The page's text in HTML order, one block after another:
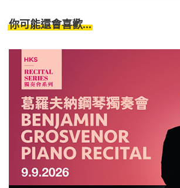
你可能還會喜歡...